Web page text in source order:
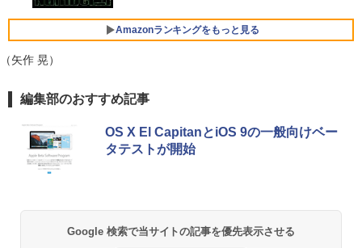
￥792
￥3,480
Amazonランキングをもっと見る
【Amazon.co.jp限定】 い・ろ・は・す 2L P
ET ラベルレス ×8本
￥1,112
富士山の天然水 バナジウム含有 水 ミネラル
ウォーター ペットボトル 静岡県産 500ミリリ
ットル (Smart Basic)
薬屋のひとりごと 17巻 (デジタル版ビッグガ
ンガンコミックス)
￥770
エース)
（矢作 晃）
編集部のおすすめ記事
OS X El CapitanとiOS 9の一般向けベー
タテストが開始
Google 検索で当サイトの記事を優先表示させる